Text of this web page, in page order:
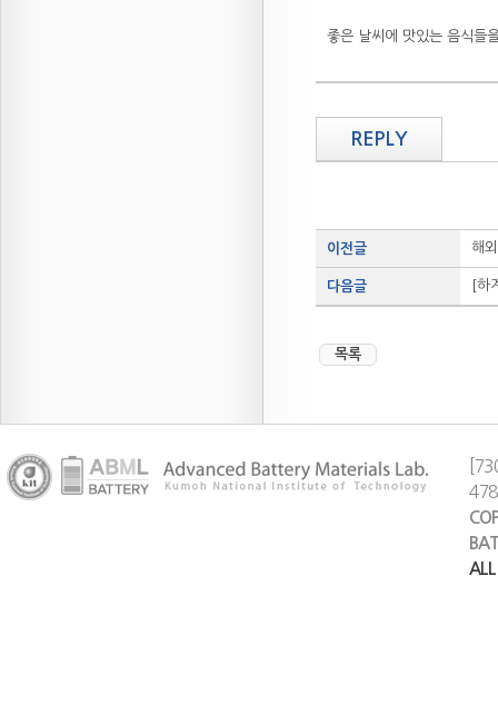
좋은 날씨에 맛있는 음식들
REPLY
이전글 해
다음글 [하
목록
ALL